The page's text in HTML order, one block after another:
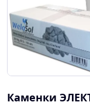
Каменки